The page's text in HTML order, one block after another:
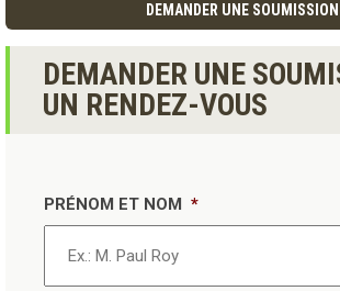
DEMANDER UNE SOUMISSION
DEMANDER UNE
UN RENDEZ-VOUS
PRÉNOM ET NOM *